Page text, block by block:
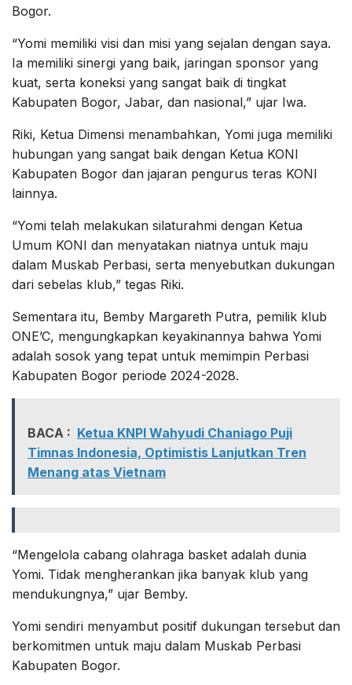
Bogor.
“Yomi memiliki visi dan misi yang sejalan dengan saya.
Ia memiliki sinergi yang baik, jaringan sponsor yang
kuat, serta koneksi yang sangat baik di tingkat
Kabupaten Bogor, Jabar, dan nasional,” ujar Iwa.
Riki, Ketua Dimensi menambahkan, Yomi juga memiliki
hubungan yang sangat baik dengan Ketua KONI
Kabupaten Bogor dan jajaran pengurus teras KONI
lainnya.
“Yomi telah melakukan silaturahmi dengan Ketua
Umum KONI dan menyatakan niatnya untuk maju
dalam Muskab Perbasi, serta menyebutkan dukungan
dari sebelas klub,” tegas Riki.
Sementara itu, Bemby Margareth Putra, pemilik klub
ONE’C, mengungkapkan keyakinannya bahwa Yomi
adalah sosok yang tepat untuk memimpin Perbasi
Kabupaten Bogor periode 2024-2028.
BACA : Ketua KNPI Wahyudi Chaniago Puji
Timnas Indonesia, Optimistis Lanjutkan Tren
Menang atas Vietnam
“Mengelola cabang olahraga basket adalah dunia
Yomi. Tidak mengherankan jika banyak klub yang
mendukungnya,” ujar Bemby.
Yomi sendiri menyambut positif dukungan tersebut dan
berkomitmen untuk maju dalam Muskab Perbasi
Kabupaten Bogor.